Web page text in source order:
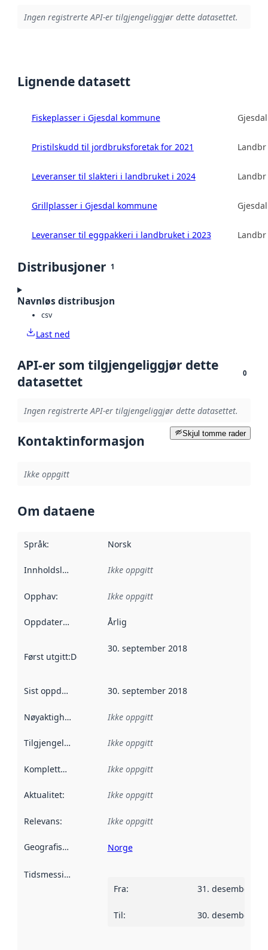
Ingen registrerte API-er tilgjengeliggjør dette datasettet.
Lignende datasett
Fiskeplasser i Gjesdal kommune
Pristilskudd til jordbruksforetak for 2021
Leveranser til slakteri i landbruket i 2024
Grillplasser i Gjesdal kommune
Leveranser til eggpakkeri i landbruket i 2023
Distribusjoner 1
Navnløs distribusjon
csv
Last ned
API-er som tilgjengeliggjør dette
datasettet
0
Ingen registrerte API-er tilgjengeliggjør dette datasettet.
Skjul tomme rader
Kontaktinformasjon
Ikke oppgitt
Om dataene
Språk: Norsk
Innholdsleverandører :
Ikke oppgitt
Opphav: Ikke oppgitt
Oppdateringsfrekvens :
Årlig
Først utgitt:Denne datoen sier når dataene i dette
30. september 2018
Sist oppdatert 30. september 2018
Nøyaktighet Ikke oppgitt
Tilgjengelighet Ikke oppgitt
Kompletthet Ikke oppgitt
Aktualitet: Ikke oppgitt
Relevans: Ikke oppgitt
Geografisk avgrensning :
Norge
Tidsmessig avgrensning
Fra: 31. desember
Til: 30. desember